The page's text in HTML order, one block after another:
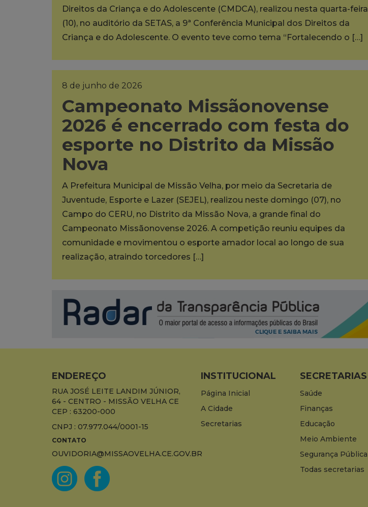
Direitos da Criança e do Adolescente (CMDCA), realizou nesta quarta-feira
(10), no auditório da SETAS, a 9ª Conferência Municipal dos Direitos da
Criança e do Adolescente. O evento teve como tema “Fortalecendo o […]
8 de junho de 2026
Campeonato Missãonovense
2026 é encerrado com festa do
esporte no Distrito da Missão
Nova
A Prefeitura Municipal de Missão Velha, por meio da Secretaria de
Juventude, Esporte e Lazer (SEJEL), realizou neste domingo (07), no
Campo do CERU, no Distrito da Missão Nova, a grande final do
Campeonato Missãonovense 2026. A competição reuniu equipes da
comunidade e movimentou o esporte amador local ao longo de sua
realização, atraindo torcedores […]
ENDEREÇO
RUA JOSÉ LEITE LANDIM JÚNIOR,
64 - CENTRO - MISSÃO VELHA CE
CEP : 63200-000
CNPJ : 07.977.044/0001-15
CONTATO
OUVIDORIA@MISSAOVELHA.CE.GOV.BR
INSTITUCIONAL
Página Inicial
A Cidade
Secretarias
SECRETARIAS
Saúde
Finanças
Educação
Meio Ambiente
Segurança Pública
Todas secretarias